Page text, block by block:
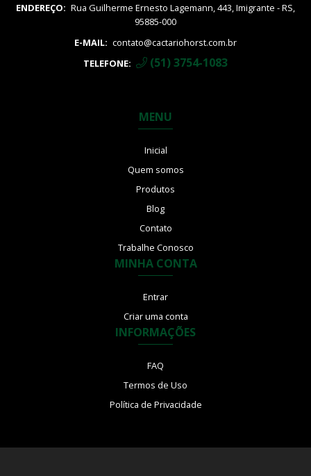
ENDEREÇO: Rua Guilherme Ernesto Lagemann, 443, Imigrante - RS,
95885-000
E-MAIL: contato@cactariohorst.com.br
TELEFONE:
(51) 3754-1083
MENU
Inicial
Quem somos
Produtos
Blog
Contato
Trabalhe Conosco
MINHA CONTA
Entrar
Criar uma conta
INFORMAÇÕES
FAQ
Termos de Uso
Política de Privacidade